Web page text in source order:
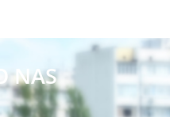
NAS